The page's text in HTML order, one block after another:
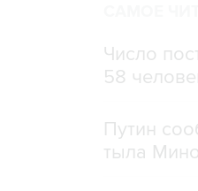
Число
58
Путин
тыла